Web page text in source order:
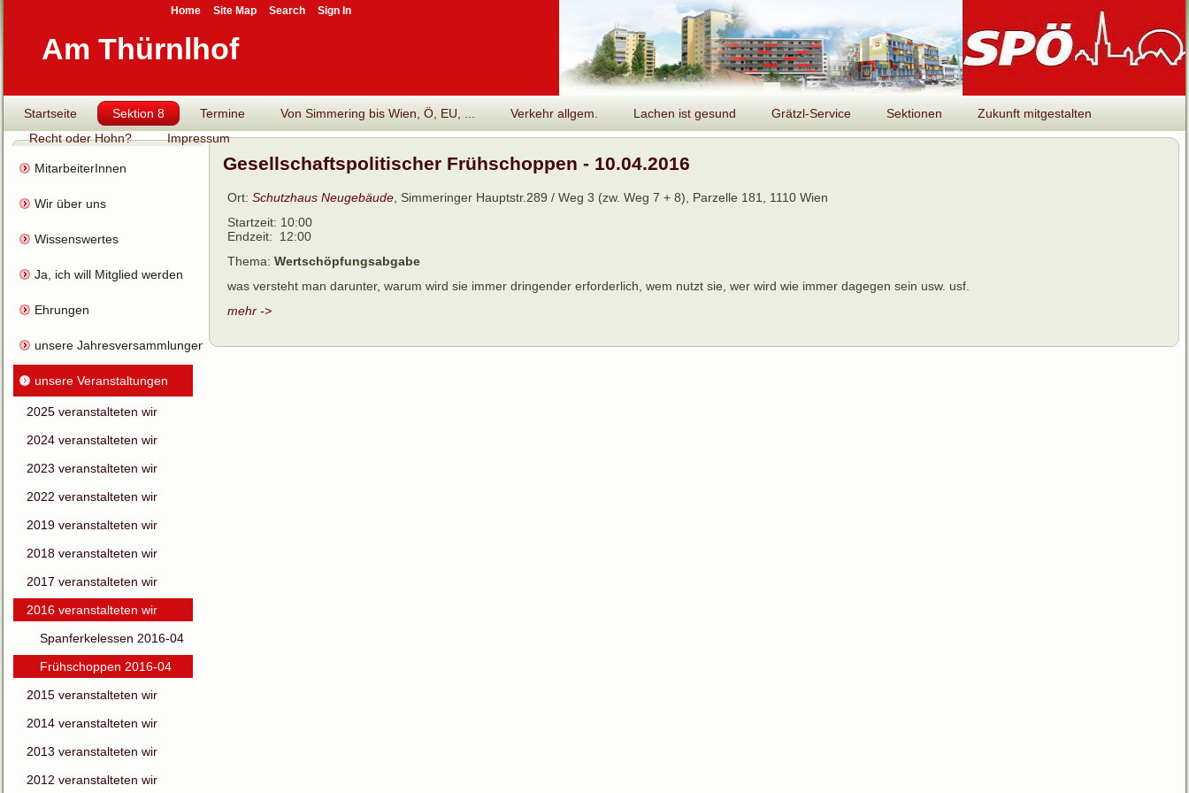
Am Thürnlhof
Startseite Sektion 8 Termine Von Simmering bis Wien, Ö, EU, ... Verkehr allgem. Lachen ist gesund Grätzl-Service Sektionen
Zukunft mitgestalten
Recht oder Hohn?
Impressum
MitarbeiterInnen
Wir über uns
Wissenswertes
Ja, ich will Mitglied werden
Ehrungen
unsere Jahresversammlungen
unsere Veranstaltungen
2025 veranstalteten wir
2024 veranstalteten wir
2023 veranstalteten wir
2022 veranstalteten wir
2019 veranstalteten wir
2018 veranstalteten wir
2017 veranstalteten wir
2016 veranstalteten wir
Spanferkelessen 2016-04
Frühschoppen 2016-04
2015 veranstalteten wir
2014 veranstalteten wir
2013 veranstalteten wir
2012 veranstalteten wir
Gesellschaftspolitischer Frühschoppen - 10.04.2016
Ort: Schutzhaus Neugebäude , Simmeringer Hauptstr.289 / Weg 3 (zw. Weg 7 + 8), Parzelle 181, 1110 Wien
Startzeit: 10:00
Endzeit:
12:00
Thema: Wertschöpfungsabgabe
was versteht man darunter, warum wird sie immer dringender erforderlich, wem nutzt sie, wer wird wie immer dagegen sein usw. usf.
mehr ->
Home Site Map Search Sign In